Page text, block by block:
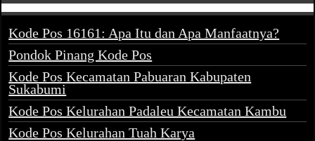
Kode Pos 16161: Apa Itu dan Apa Manfaatnya?
Pondok Pinang Kode Pos
Kode Pos Kecamatan Pabuaran Kabupaten
Sukabumi
Kode Pos Kelurahan Padaleu Kecamatan Kambu
Kode Pos Kelurahan Tuah Karya